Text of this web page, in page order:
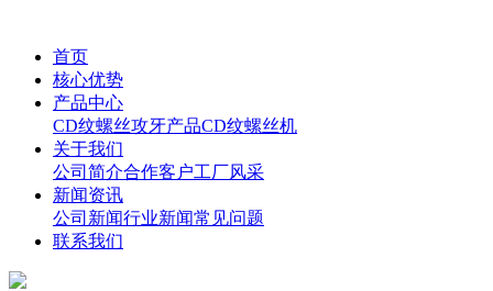
首页
核心优势
产品中心
CD纹螺丝攻牙产品CD纹螺丝机
关于我们
公司简介合作客户工厂风采
新闻资讯
公司新闻行业新闻常见问题
联系我们